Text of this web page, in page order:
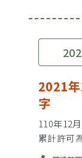
2021
字
110年12
累計許可